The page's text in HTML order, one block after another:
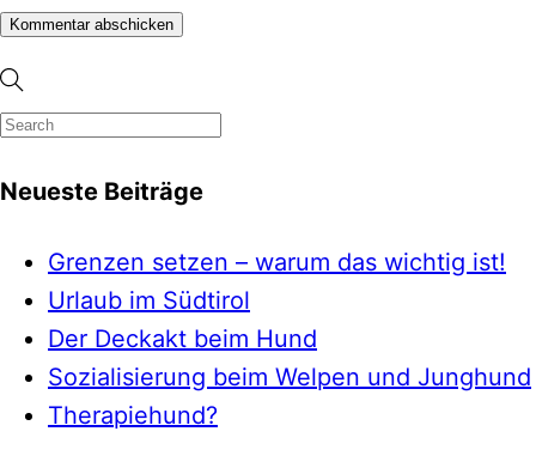
Neueste Beiträge
Grenzen setzen – warum das wichtig ist!
Urlaub im Südtirol
Der Deckakt beim Hund
Sozialisierung beim Welpen und Junghund
Therapiehund?